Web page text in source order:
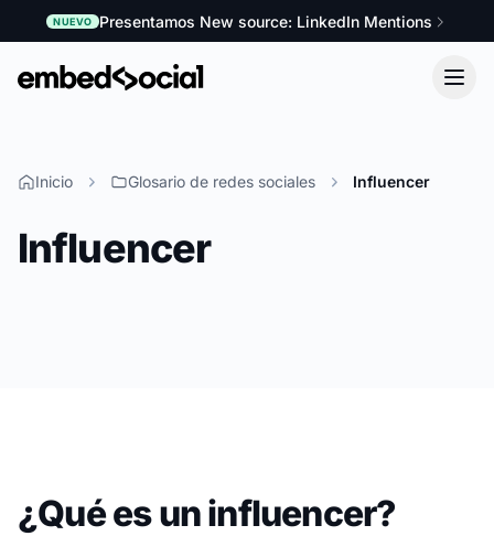
NUEVO Presentamos New source: LinkedIn Mentions
Inicio Glosario de redes sociales Influencer
Influencer
¿Qué es un influencer?